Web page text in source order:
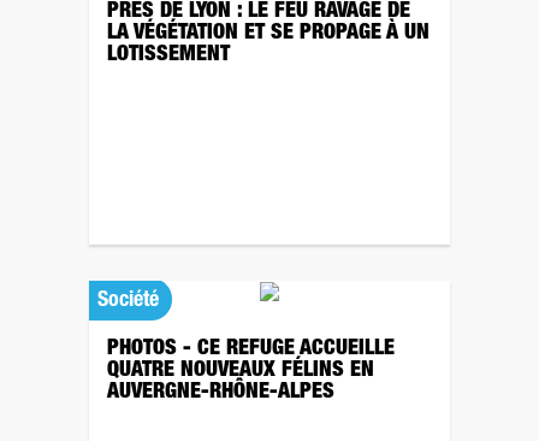
PRÈS DE LYON : LE FEU RAVAGE DE
LA VÉGÉTATION ET SE PROPAGE À UN
LOTISSEMENT
Société
PHOTOS - CE REFUGE ACCUEILLE
QUATRE NOUVEAUX FÉLINS EN
AUVERGNE-RHÔNE-ALPES